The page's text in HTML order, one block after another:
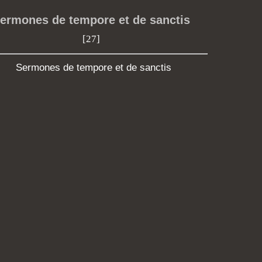
de tempore et de sanctis
[27]
Sermones de tempore et de sanctis